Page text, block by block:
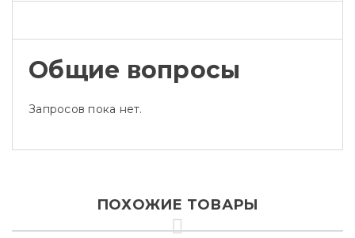
Общие вопросы
Запросов пока нет.
ПОХОЖИЕ ТОВАРЫ